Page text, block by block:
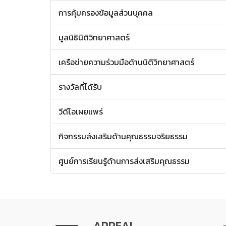
การคุ้มครองข้อมูลส่วนบุคคล
มูลนิธินิติวิทยาศาสตร์
เครือข่ายความร่วมมือด้านนิติวิทยาศาสตร์
รางวัลที่ได้รับ
วีดีโอเผยแพร่
กิจกรรมส่งเสริมด้านคุณธรรมจริยธรรม
ศูนย์การเรียนรู้ด้านการส่งเสริมคุณธรรม